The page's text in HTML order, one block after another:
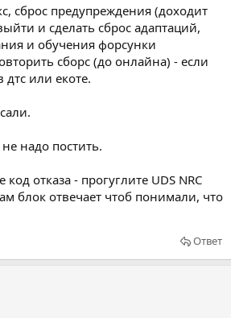
сброс предупреждения (доходит
и сделать сброс адаптаций,
и обучения форсунки
сборс (до онлайна) - если
дтс или екоте.
надо постить.
код отказа - прогуглите UDS NRC
блок отвечает чтоб понимали, что
Ответ